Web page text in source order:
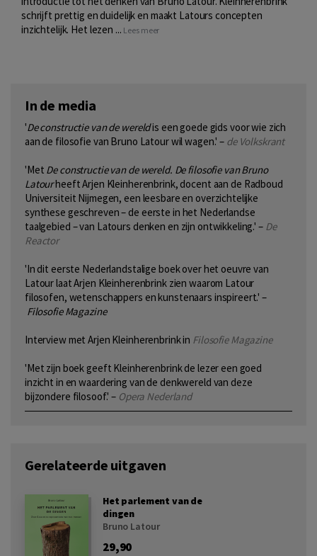
schrijft prettig en duidelijk en maakt Latours concepten
inzichtelijk. Het lezen ... Lees meer
In de media
'De constructie van de wereldis een goede gids voor wie zich
aan de filosofie van Bruno Latour wil wagen.' – de Volkskrant
'Met De constructie van de wereld. De filosofie van Bruno
Latourheeft Arjen Kleinherenbrink, docent aan de Radboud
Universiteit Nijmegen, een leesbare en overzichtelijke
synthese geschreven – de eerste in het Nederlandse
taalgebied – van Latours denken en zijn ontwikkeling.' – De
Reactor
'In dit eerste Nederlandstalige boek over het oeuvre van
Latour laat Arjen Kleinherenbrink zien waarom Latour
filosofen, wetenschappers en kunstenaars inspireert.' –
Filosofie Magazine
Interview met Arjen Kleinherenbrink in Filosofie Magazine
'Met zijn boek geeft Kleinherenbrink de lezer een goed
inzicht in en waardering van de denkwereld van deze
bijzondere filosoof.' – Opera Nederland
Gerelateerde uitgaven
Het parlement van de
dingen
Bruno Latour
29,90